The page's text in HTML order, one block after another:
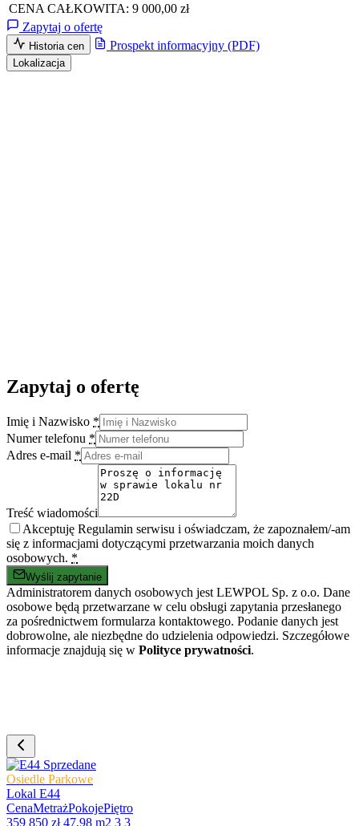
CENA CAŁKOWITA: 9 000,00 zł
Zapytaj o ofertę
Historia cen Prospekt informacyjny (PDF)
Lokalizacja
Zapytaj o ofertę
Imię i Nazwisko *
Numer telefonu *
Adres e-mail *
Treść wiadomości
Akceptuję Regulamin serwisu i oświadczam, że zapoznałem/-am
się z informacjami dotyczącymi przetwarzania moich danych
osobowych. *
Wyślij zapytanie
Administratorem danych osobowych jest LEWPOL Sp. z o.o. Dane
osobowe będą przetwarzane w celu obsługi zapytania przesłanego
za pośrednictwem formularza kontaktowego. Podanie danych jest
dobrowolne, ale niezbędne do udzielenia odpowiedzi. Szczegółowe
informacje znajdują się w Polityce prywatności.
Sprzedane
Osiedle Parkowe
Lokal E44
CenaMetrażPokojePiętro
359 850 zł 47,98 m2 3 3